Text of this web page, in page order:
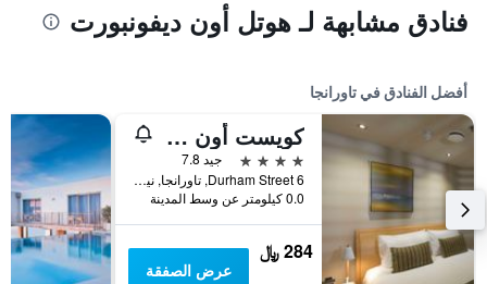
فنادق مشابهة لـ هوتل أون ديفونبورت
أفضل الفنادق في تاورانجا
كويست أون دورام
4 نجوم
جيد 7.8
6 Durham Street, تاورانجا, نيوزيلندا
0.0 كيلومتر عن وسط المدينة
284 ﷼
عرض الصفقة